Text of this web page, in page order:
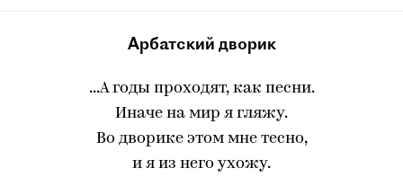
Арбатский дворик
...А годы проходят, как песни.
Иначе на мир я гляжу.
Во дворике этом мне тесно,
и я из него ухожу.